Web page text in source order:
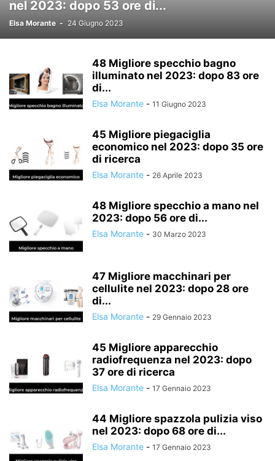
nel 2023: dopo 53 ore di...
Elsa Morante - 24 Giugno 2023
48 Migliore specchio bagno
illuminato nel 2023: dopo 83 ore
di...
Elsa Morante - 11 Giugno 2023
45 Migliore piegaciglia
economico nel 2023: dopo 35 ore
di ricerca
Elsa Morante - 26 Aprile 2023
48 Migliore specchio a mano nel
2023: dopo 56 ore di...
Elsa Morante - 30 Marzo 2023
47 Migliore macchinari per
cellulite nel 2023: dopo 28 ore
di...
Elsa Morante - 29 Gennaio 2023
45 Migliore apparecchio
radiofrequenza nel 2023: dopo
37 ore di ricerca
Elsa Morante - 17 Gennaio 2023
44 Migliore spazzola pulizia viso
nel 2023: dopo 68 ore di...
Elsa Morante - 17 Gennaio 2023